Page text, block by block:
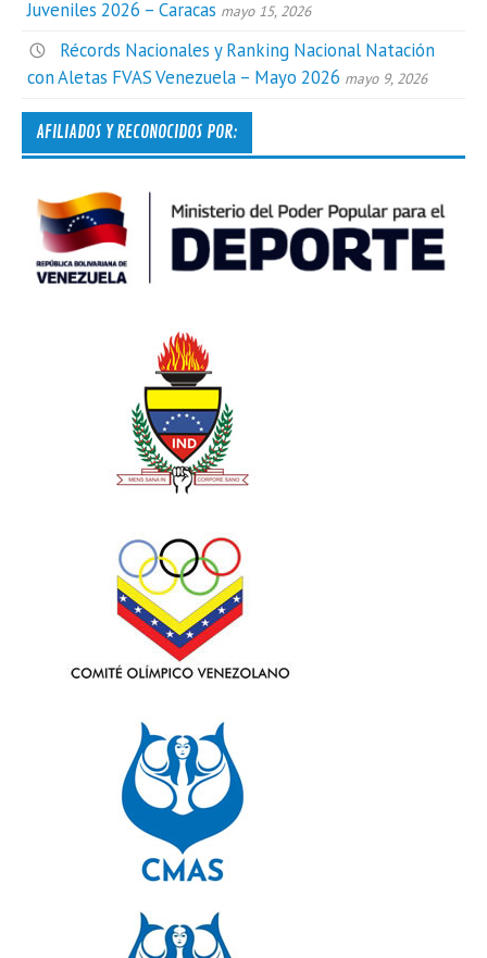
Juveniles 2026 – Caracas mayo 15, 2026
Récords Nacionales y Ranking Nacional Natación
con Aletas FVAS Venezuela – Mayo 2026 mayo 9, 2026
AFILIADOS Y RECONOCIDOS POR: